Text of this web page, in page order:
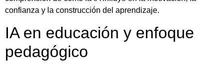
confianza y la construcción del aprendizaje.
IA en educación y enfoque
pedagógico